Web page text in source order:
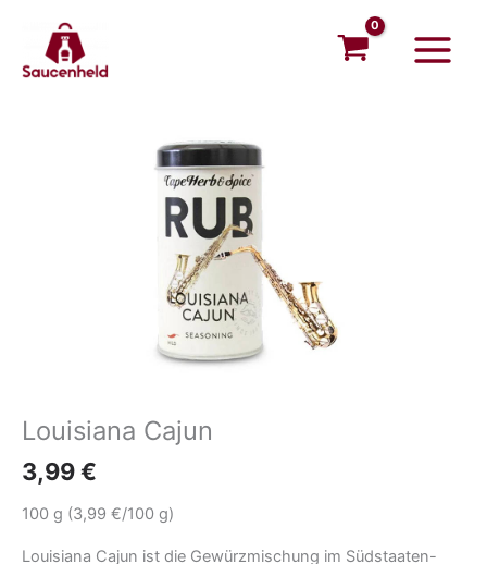
springen
Menu
Louisiana Cajun
3,99€
100 g (3,99 €/100 g)
Louisiana Cajun ist die Gewürzmischung im Südstaaten-